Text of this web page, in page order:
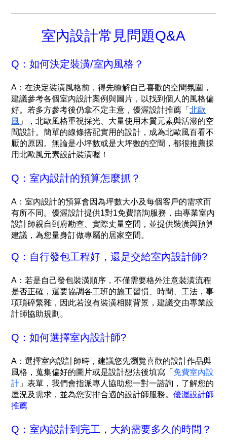
室內設計常見問題Q&A
Q：如何決定裝潢/室內風格？
A：在決定裝潢風格前，得先瞭解自己喜歡的空間氛圍，
建議參考各個室內設計案例與圖片，以找到個人的風格偏
好。若多方參考後仍拿不定主意，優渥設計推薦「北歐
風 」，北歐風格重視採光、大量使用木質元素與活潑的空
間設計。簡單的線條搭配實用的設計，成為北歐風百看不
厭的原因。無論是小坪數或是大坪數的空間，都很推薦採
用北歐風元素設計裝潢喔！
Q：室內設計的預算怎麼抓？
A：室內設計的預算會因為坪數大小及每個客戶的需求而
有所不同。優渥設計提供1對1免費諮詢服務，由專業室內
設計師親自到府勘查、實際丈量空間，並提供裝潢與預算
建議，為您量身訂做專屬的居家空間。
Q：自行發包工程好，還是交給室內設計師?
A：若是自己發包裝潢順序，不僅需要格外注意裝潢流程
是否正確，還要協調各工班的施工習慣、時間、工法，事
項瑣碎繁雜，因此若沒有裝潢相關背景，建議交由專業設
計師協助規劃。
Q：如何選擇室內設計師?
A：選擇室內設計師時，建議您先瀏覽喜歡的設計作品與
風格，蒐集偏好的圖片或是設計想法後填寫「 免費室內設
計 」表單，我們會指派專人協助您一對一諮詢，了解您的
屋況及需求，並為您安排合適的設計師服務。優渥設計師
推薦
Q：室內設計到完工，大約需要多久的時間？